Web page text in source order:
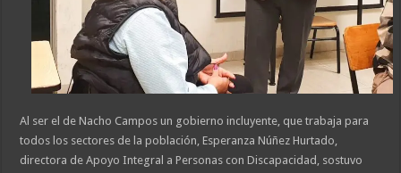
Al ser el de Nacho Campos un gobierno incluyente, que trabaja para
todos los sectores de la población, Esperanza Núñez Hurtado,
directora de Apoyo Integral a Personas con Discapacidad, sostuvo